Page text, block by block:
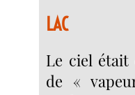
LAC
Le ciel était
de «